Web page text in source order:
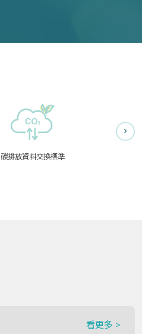
碳排放資料交換標準
看更多 >